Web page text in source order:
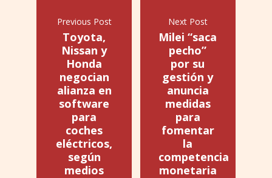
Previous Post
Toyota,
Nissan y
Honda
negocian
alianza en
software
para
coches
eléctricos,
según
medios
Next Post
Milei “saca
pecho”
por su
gestión y
anuncia
medidas
para
fomentar
la
competencia
monetaria